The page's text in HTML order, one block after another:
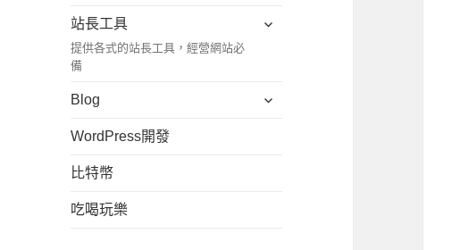
子
站長工具
提供各式的站長工具，經營網站必
備
展
單
Blog
展
WordPress開發
比特幣
吃喝玩樂